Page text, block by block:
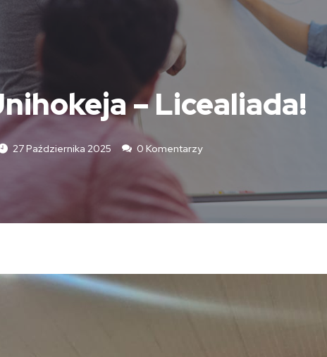
– Licealiada!
27 Października 2025 0 Komentarzy